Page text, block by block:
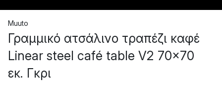
Muuto
Γραμμικό ατσάλινο τραπέζι καφέ
Linear steel café table V2 70x70
εκ. Γκρι